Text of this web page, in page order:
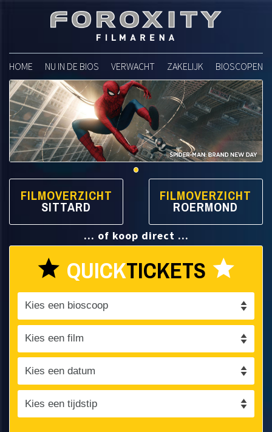
Foroxity Filmarena
HOME NU IN DE BIOS VERWACHT ZAKELIJK BIOSCOPEN
FILMOVERZICHT
SITTARD FILMOVERZICHT
ROERMOND
... of koop direct ...
star QUICKTICKETS star